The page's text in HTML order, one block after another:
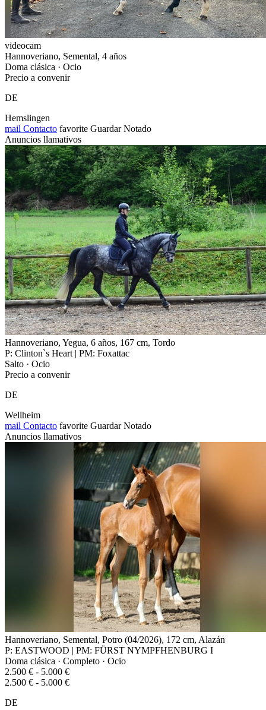
videocam
Hannoveriano, Semental, 4 años
Doma clásica · Ocio
Precio a convenir
DE
Hemslingen
mail Contacto favorite Guardar Notado
Anuncios llamativos
Hannoveriano, Yegua, 6 años, 167 cm, Tordo
P: Clinton`s Heart | PM: Foxattac
Salto · Ocio
Precio a convenir
DE
Wellheim
mail Contacto favorite Guardar Notado
Anuncios llamativos
Hannoveriano, Semental, Potro (04/2026), 172 cm, Alazán
P: EASTWOOD | PM: FÜRST NYMPFHENBURG I
Doma clásica · Completo · Ocio
2.500 € - 5.000 €
2.500 € - 5.000 €
DE